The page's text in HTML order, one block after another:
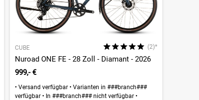
CUBE (2)*
Nuroad ONE FE - 28 Zoll - Diamant - 2026
999,- €
•Versand verfügbar •Varianten in ###branch###
verfügbar •In ###branch### nicht verfügbar •